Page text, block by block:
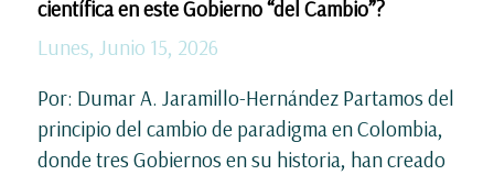
científica en este Gobierno “del Cambio”?
Lunes, Junio 15, 2026
Por: Dumar A. Jaramillo-Hernández Partamos del
principio del cambio de paradigma en Colombia,
donde tres Gobiernos en su historia, han creado